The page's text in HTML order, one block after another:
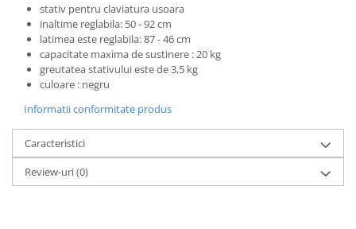
Controllere monitoare de studio
Convertoare AD/DA
Interfete audio
Interfete MIDI si Cabluri Midi-USB
Microfoane de studio
Monitoare de studio
Pop filtre
Preamplificatoare
Protectii antifonice pentru urechi
stativ pentru claviatura usoara
inaltime reglabila: 50 - 92 cm
latimea este reglabila: 87 - 46 cm
capacitate maxima de sustinere : 20 kg
greutatea stativului este de 3,5 kg
culoare : negru
Informatii conformitate produs
Caracteristici
Review-uri(0)